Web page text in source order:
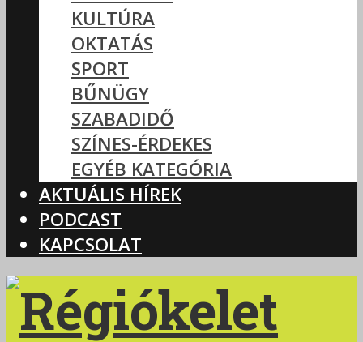
KULTÚRA
OKTATÁS
SPORT
BŰNÜGY
SZABADIDŐ
SZÍNES-ÉRDEKES
EGYÉB KATEGÓRIA
AKTUÁLIS HÍREK
PODCAST
KAPCSOLAT